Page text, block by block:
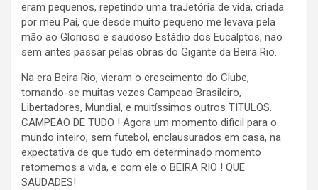
eram pequenos, repetindo uma traJetória de vida, criada
por meu Pai, que desde muito pequeno me levava pela
mão ao Glorioso e saudoso Estádio dos Eucalptos, nao
sem antes passar pelas obras do Gigante da Beira Rio.
Na era Beira Rio, vieram o crescimento do Clube,
tornando-se muitas vezes Campeao Brasileiro,
Libertadores, Mundial, e muitíssimos outros TITULOS.
CAMPEAO DE TUDO ! Agora um momento dificil para o
mundo inteiro, sem futebol, enclausurados em casa, na
expectativa de que tudo em determinado momento
retomemos a vida, e com ele o BEIRA RIO ! QUE
SAUDADES!